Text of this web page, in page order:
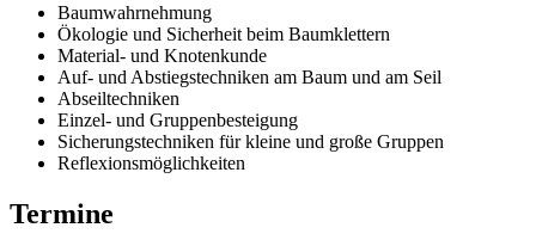
Baumwahrnehmung
Ökologie und Sicherheit beim Baumklettern
Material- und Knotenkunde
Auf- und Abstiegstechniken am Baum und am Seil
Abseiltechniken
Einzel- und Gruppenbesteigung
Sicherungstechniken für kleine und große Gruppen
Reflexionsmöglichkeiten
Termine